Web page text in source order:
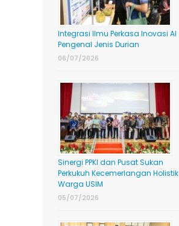
Integrasi Ilmu Perkasa Inovasi AI
Pengenal Jenis Durian
06/07/2026
Sinergi PPKI dan Pusat Sukan
Perkukuh Kecemerlangan Holistik
Warga USIM
05/07/2026